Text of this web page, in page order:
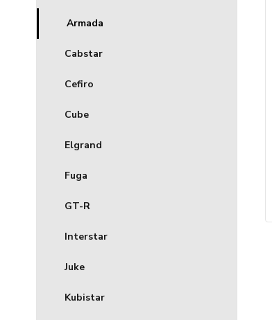
Armada
Cabstar
Cefiro
Cube
Elgrand
Fuga
GT-R
Interstar
Juke
Kubistar